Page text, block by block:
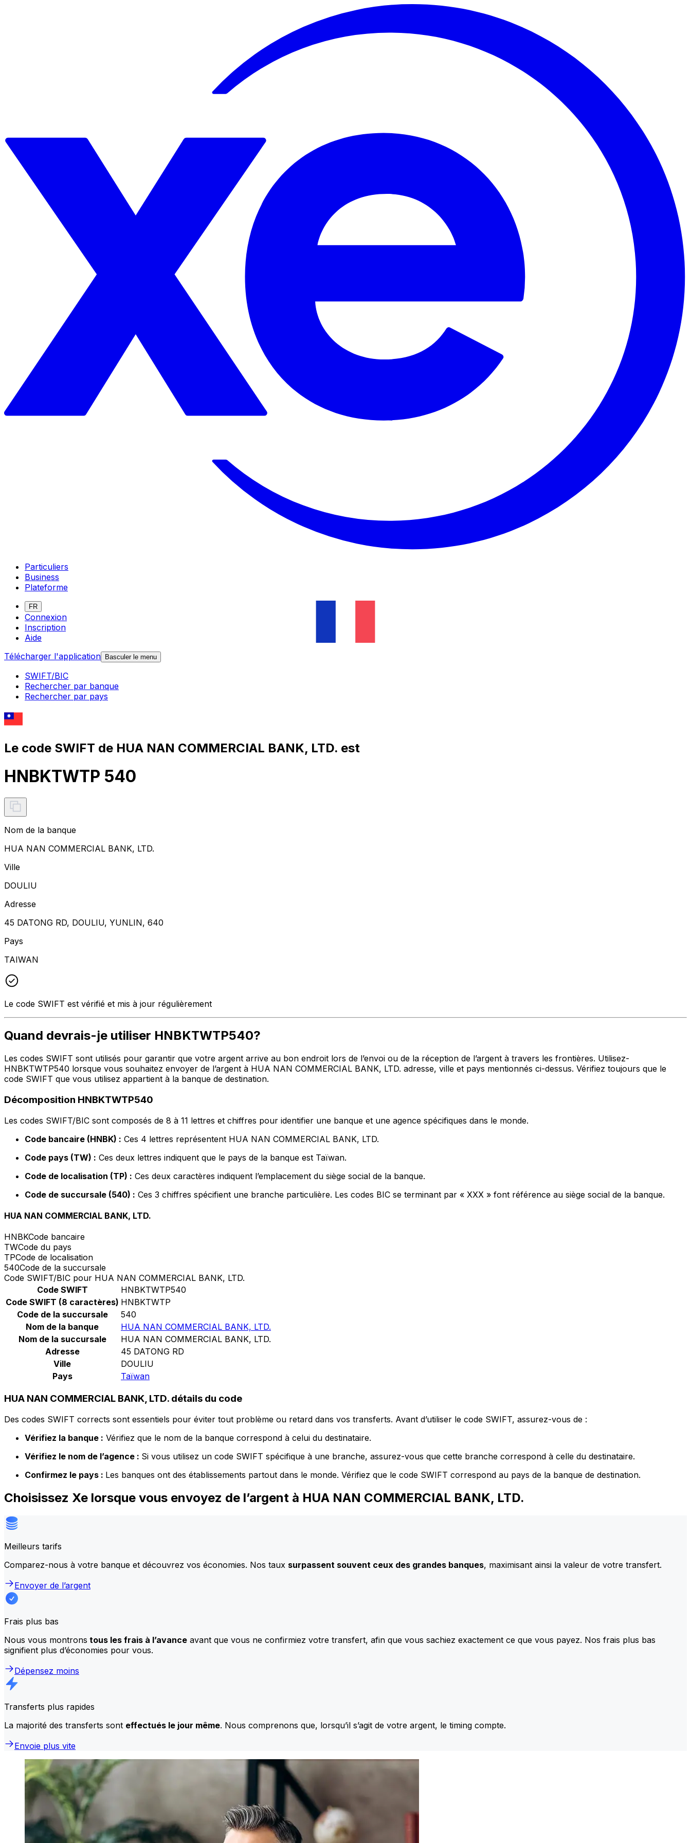
Particuliers
Business
Plateforme
FR
Connexion
Inscription
Aide
Télécharger l'application Basculer le menu
SWIFT/BIC
Rechercher par banque
Rechercher par pays
Le code SWIFT de HUA NAN COMMERCIAL BANK, LTD. est
HNBKTWTP 540
Nom de la banque
HUA NAN COMMERCIAL BANK, LTD.
Ville
DOULIU
Adresse
45 DATONG RD, DOULIU, YUNLIN, 640
Pays
TAIWAN
Le code SWIFT est vérifié et mis à jour régulièrement
Quand devrais-je utiliser HNBKTWTP540?
Les codes SWIFT sont utilisés pour garantir que votre argent arrive au bon endroit lors de l’envoi ou de la réception de l’argent à travers les frontières. Utilisez-
HNBKTWTP540 lorsque vous souhaitez envoyer de l’argent à HUA NAN COMMERCIAL BANK, LTD. adresse, ville et pays mentionnés ci-dessus. Vérifiez toujours que le
code SWIFT que vous utilisez appartient à la banque de destination.
Décomposition HNBKTWTP540
Les codes SWIFT/BIC sont composés de 8 à 11 lettres et chiffres pour identifier une banque et une agence spécifiques dans le monde.
Code bancaire (HNBK) : Ces 4 lettres représentent HUA NAN COMMERCIAL BANK, LTD.
Code pays (TW) : Ces deux lettres indiquent que le pays de la banque est Taïwan.
Code de localisation (TP) : Ces deux caractères indiquent l’emplacement du siège social de la banque.
Code de succursale (540) : Ces 3 chiffres spécifient une branche particulière. Les codes BIC se terminant par « XXX » font référence au siège social de la banque.
HUA NAN COMMERCIAL BANK, LTD.
HNBKCode bancaire
TWCode du pays
TPCode de localisation
540Code de la succursale
Code SWIFT/BIC pour HUA NAN COMMERCIAL BANK, LTD.
Code SWIFT
HNBKTWTP540
Code SWIFT (8 caractères) HNBKTWTP
Code de la succursale
540
Nom de la banque
HUA NAN COMMERCIAL BANK, LTD.
Nom de la succursale
HUA NAN COMMERCIAL BANK, LTD.
Adresse
45 DATONG RD
Ville
DOULIU
Pays
Taïwan
HUA NAN COMMERCIAL BANK, LTD. détails du code
Des codes SWIFT corrects sont essentiels pour éviter tout problème ou retard dans vos transferts. Avant d’utiliser le code SWIFT, assurez-vous de :
Vérifiez la banque : Vérifiez que le nom de la banque correspond à celui du destinataire.
Vérifiez le nom de l’agence : Si vous utilisez un code SWIFT spécifique à une branche, assurez-vous que cette branche correspond à celle du destinataire.
Confirmez le pays : Les banques ont des établissements partout dans le monde. Vérifiez que le code SWIFT correspond au pays de la banque de destination.
Choisissez Xe lorsque vous envoyez de l’argent à HUA NAN COMMERCIAL BANK, LTD.
Meilleurs tarifs
Comparez-nous à votre banque et découvrez vos économies. Nos taux surpassent souvent ceux des grandes banques, maximisant ainsi la valeur de votre transfert.
Envoyer de l’argent
Frais plus bas
Nous vous montrons tous les frais à l’avance avant que vous ne confirmiez votre transfert, afin que vous sachiez exactement ce que vous payez. Nos frais plus bas
signifient plus d’économies pour vous.
Dépensez moins
Transferts plus rapides
La majorité des transferts sont effectués le jour même. Nous comprenons que, lorsqu’il s’agit de votre argent, le timing compte.
Envoie plus vite